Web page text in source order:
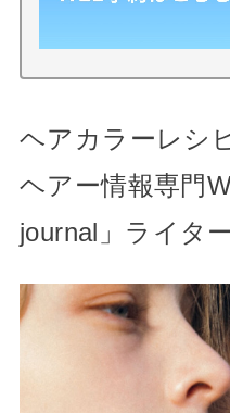
ヘアカラーレシ
ヘアー情報専門
journal」ライタ